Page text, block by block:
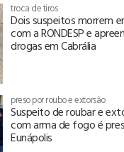
troca de tiros
Dois suspeitos morrem
com a RONDESP e
drogas em Cabrália
preso por roubo e extorsão
Suspeito de roubar e
com arma de fogo é
Eunápolis